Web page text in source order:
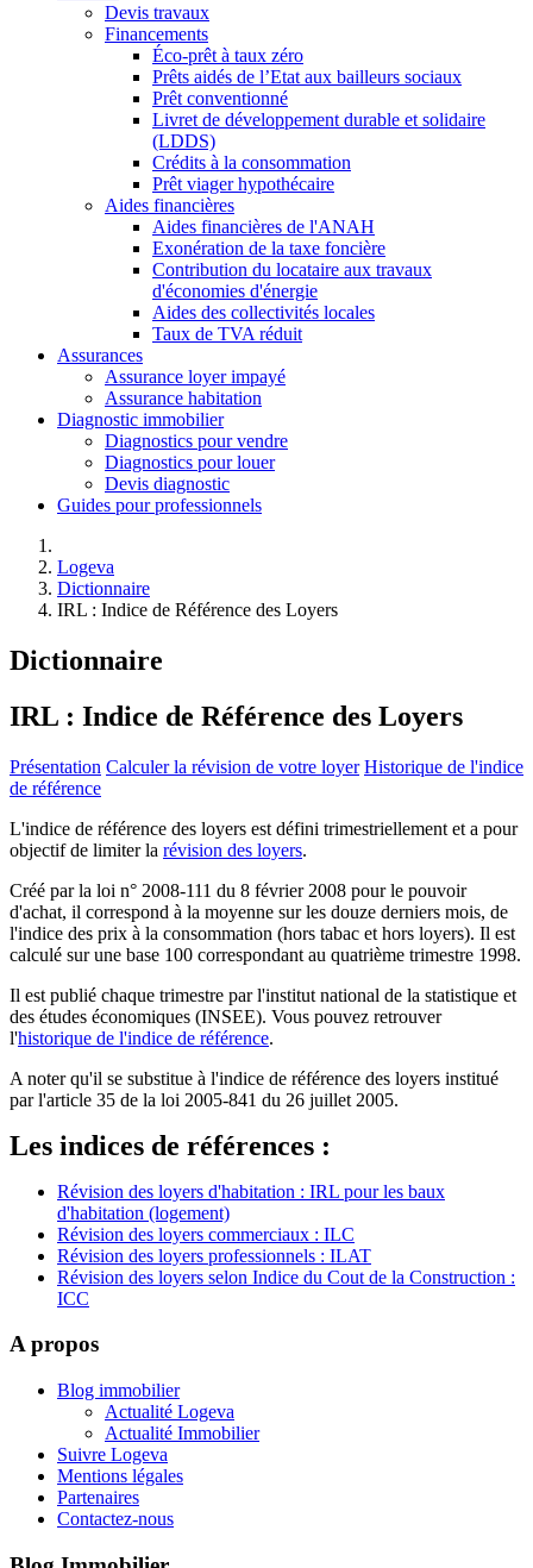
Devis travaux
Financements
Éco-prêt à taux zéro
Prêts aidés de l’Etat aux bailleurs sociaux
Prêt conventionné
Livret de développement durable et solidaire
(LDDS)
Crédits à la consommation
Prêt viager hypothécaire
Aides financières
Aides financières de l'ANAH
Exonération de la taxe foncière
Contribution du locataire aux travaux
d'économies d'énergie
Aides des collectivités locales
Taux de TVA réduit
Assurances
Assurance loyer impayé
Assurance habitation
Diagnostic immobilier
Diagnostics pour vendre
Diagnostics pour louer
Devis diagnostic
Guides pour professionnels
Logeva
Dictionnaire
IRL : Indice de Référence des Loyers
Dictionnaire
IRL : Indice de Référence des Loyers
Présentation Calculer la révision de votre loyer Historique de l'indice
de référence
L'indice de référence des loyers est défini trimestriellement et a pour
objectif de limiter la révision des loyers.
Créé par la loi n° 2008-111 du 8 février 2008 pour le pouvoir
d'achat, il correspond à la moyenne sur les douze derniers mois, de
l'indice des prix à la consommation (hors tabac et hors loyers). Il est
calculé sur une base 100 correspondant au quatrième trimestre 1998.
Il est publié chaque trimestre par l'institut national de la statistique et
des études économiques (INSEE). Vous pouvez retrouver
l'historique de l'indice de référence.
A noter qu'il se substitue à l'indice de référence des loyers institué
par l'article 35 de la loi 2005-841 du 26 juillet 2005.
Les indices de références :
Révision des loyers d'habitation : IRL pour les baux
d'habitation (logement)
Révision des loyers commerciaux : ILC
Révision des loyers professionnels : ILAT
Révision des loyers selon Indice du Cout de la Construction :
ICC
A propos
Blog immobilier
Actualité Logeva
Actualité Immobilier
Suivre Logeva
Mentions légales
Partenaires
Contactez-nous